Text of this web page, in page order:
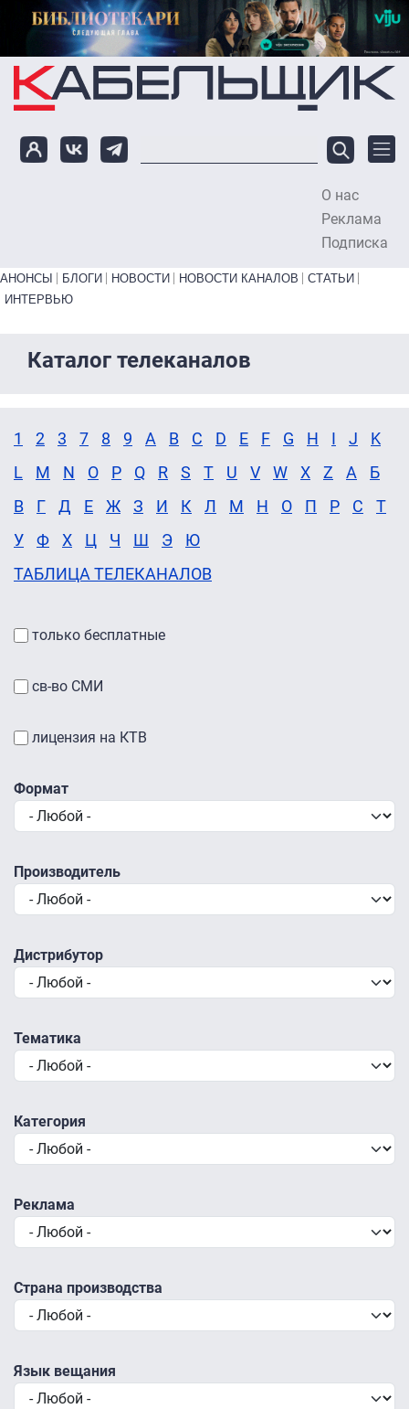
Перейти к основному содержанию
О нас
Реклама
Подписка
Primary links bottom
АНОНСЫ БЛОГИ НОВОСТИ НОВОСТИ КАНАЛОВ
СТАТЬИ
ИНТЕРВЬЮ
Каталог телеканалов
1 2 3 7 8 9 A B C D E F G H I J
K
L
M N O P Q R S T U V W X Z А
Б
В
Г Д Е Ж З И К Л М Н О П Р С
Т
У
Ф Х Ц Ч Ш Э
Ю
ТАБЛИЦА ТЕЛЕКАНАЛОВ
только бесплатные
св-во СМИ
лицензия на КТВ
Формат
Производитель
Дистрибутор
Тематика
Категория
Реклама
Страна производства
Язык вещания